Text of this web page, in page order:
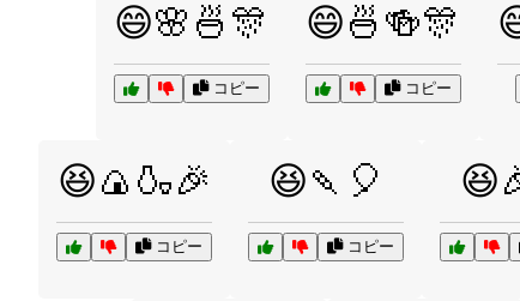
😄🌸🍜🎊
コピー
😄🍜🍻🎊
コピー
😆🍙🍶🎉
コピー
😆🍡🎈
コピー